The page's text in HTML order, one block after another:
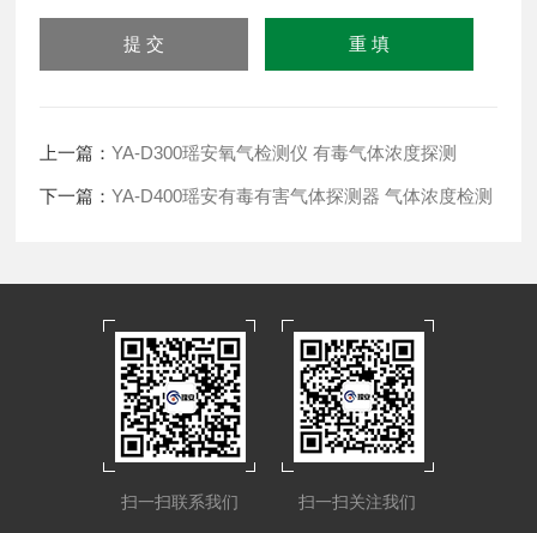
上一篇：YA-D300瑶安氧气检测仪 有毒气体浓度探测
下一篇：YA-D400瑶安有毒有害气体探测器 气体浓度检测
扫一扫联系我们 扫一扫关注我们